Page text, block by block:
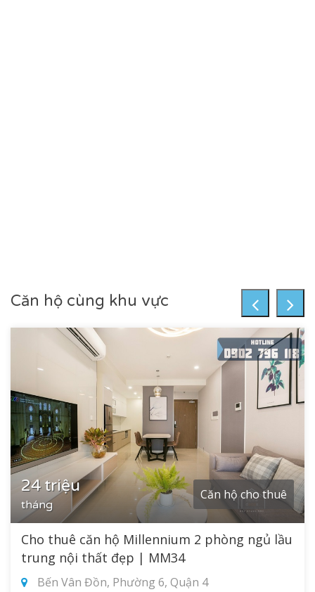
Căn hộ cùng khu vực
24 triệu
tháng
Căn hộ cho thuê
Cho thuê căn hộ Millennium 2 phòng ngủ lầu
trung nội thất đẹp | MM34
Bến Vân Đồn, Phường 6, Quận 4